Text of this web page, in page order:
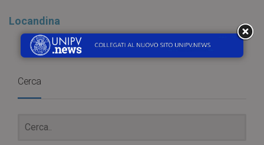
Locandina
Cerca